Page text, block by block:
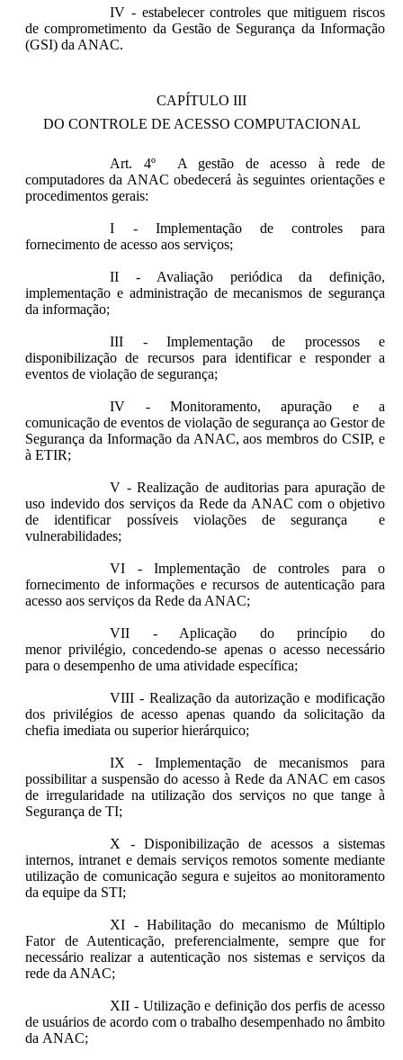
IV - estabelecer controles que mitiguem riscos
de comprometimento da Gestão de Segurança da Informação
(GSI) da ANAC.
CAPÍTULO III
DO CONTROLE DE ACESSO COMPUTACIONAL
Art. 4º A gestão de acesso à rede de
computadores da ANAC obedecerá às seguintes orientações e
procedimentos gerais:
I - Implementação de controles para
fornecimento de acesso aos serviços;
II - Avaliação periódica da definição,
implementação e administração de mecanismos de segurança
da informação;
III - Implementação de processos e
disponibilização de recursos para identificar e responder a
eventos de violação de segurança;
IV - Monitoramento, apuração e a
comunicação de eventos de violação de segurança ao Gestor de
Segurança da Informação da ANAC, aos membros do CSIP, e
à ETIR;
V - Realização de auditorias para apuração de
uso indevido dos serviços da Rede da ANAC com o objetivo
de identificar possíveis violações de segurança e
vulnerabilidades;
VI - Implementação de controles para o
fornecimento de informações e recursos de autenticação para
acesso aos serviços da Rede da ANAC;
VII - Aplicação do princípio do
menor privilégio, concedendo-se apenas o acesso necessário
para o desempenho de uma atividade específica;
VIII - Realização da autorização e modificação
dos privilégios de acesso apenas quando da solicitação da
chefia imediata ou superior hierárquico;
IX - Implementação de mecanismos para
possibilitar a suspensão do acesso à Rede da ANAC em casos
de irregularidade na utilização dos serviços no que tange à
Segurança de TI;
X - Disponibilização de acessos a sistemas
internos, intranet e demais serviços remotos somente mediante
utilização de comunicação segura e sujeitos ao monitoramento
da equipe da STI;
XI - Habilitação do mecanismo de Múltiplo
Fator de Autenticação, preferencialmente, sempre que for
necessário realizar a autenticação nos sistemas e serviços da
rede da ANAC;
XII - Utilização e definição dos perfis de acesso
de usuários de acordo com o trabalho desempenhado no âmbito
da ANAC;